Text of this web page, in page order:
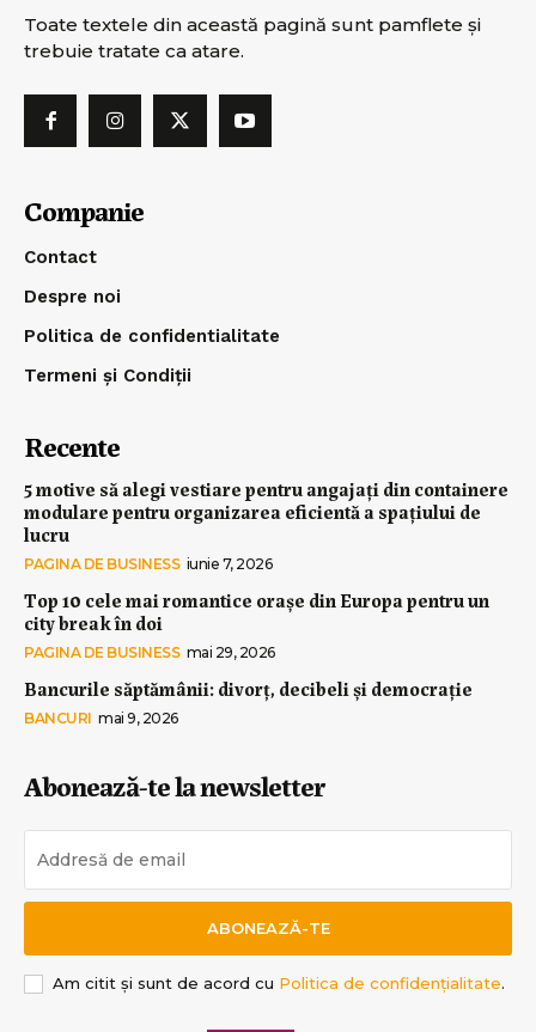
Toate textele din această pagină sunt pamflete şi
trebuie tratate ca atare.
Companie
Contact
Despre noi
Politica de confidentialitate
Termeni și Condiții
Recente
5 motive să alegi vestiare pentru angajați din containere
modulare pentru organizarea eficientă a spațiului de
lucru
PAGINA DE BUSINESS iunie 7, 2026
Top 10 cele mai romantice orașe din Europa pentru un
city break în doi
PAGINA DE BUSINESS mai 29, 2026
Bancurile săptămânii: divorț, decibeli și democrație
BANCURI mai 9, 2026
Abonează-te la newsletter
ABONEAZĂ-TE
Am citit și sunt de acord cu Politica de confidențialitate.